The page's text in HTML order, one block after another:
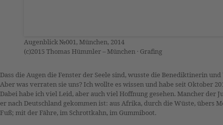
Augenblick №001, München, 2014
(c)2015 Thomas Hümmler – München · Grafing
Dass die Augen die Fenster der Seele sind, wusste die Benediktinerin
Aber was verraten sie uns? Ich wollte es wissen und habe seit Oktober
Dabei habe ich viel Leid, aber auch viel Hoffnung gesehen. Mancher der
er nach Deutschland gekommen ist: aus Afrika, durch die Wüste, übers
Fuß; mit der Fähre, im Schrottkahn, im Gummiboot.